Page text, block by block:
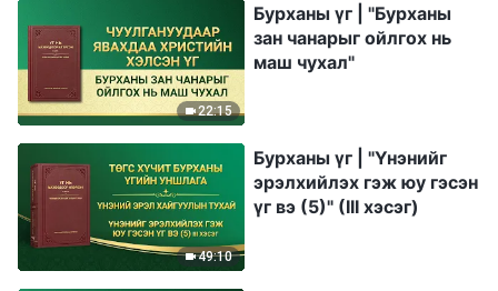
22:15
Бурханы үг | "Бурханы
зан чанарыг ойлгох нь
маш чухал"
49:10
Бурханы үг | "Үнэнийг
эрэлхийлэх гэж юу гэсэн
үг вэ (5)" (III хэсэг)